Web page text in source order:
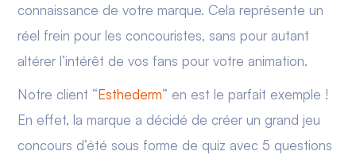
connaissance de votre marque. Cela représente un
réel frein pour les concouristes, sans pour autant
altérer l’intérêt de vos fans pour votre animation.
Notre client “Esthederm” en est le parfait exemple !
En effet, la marque a décidé de créer un grand jeu
concours d’été sous forme de quiz avec 5 questions